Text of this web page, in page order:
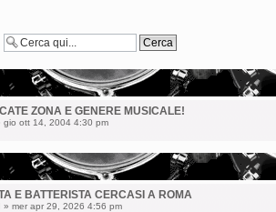
ZONA E GENERE MUSICALE!
gio ott 14, 2004 4:30 pm
E BATTERISTA CERCASI A ROMA
» mer apr 29, 2026 4:56 pm